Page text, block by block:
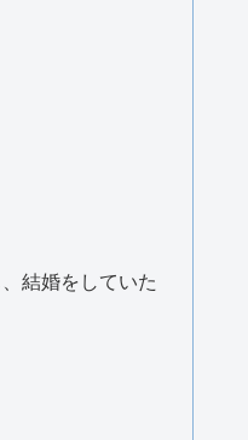
結婚をしていた